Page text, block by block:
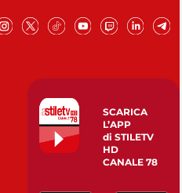
SCARICA
L’APP
di STILETV
HD
CANALE 78